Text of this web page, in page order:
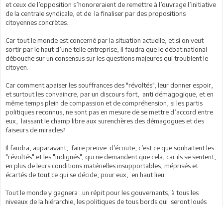
et ceux de l’opposition s’honoreraient de remettre à l’ouvrage l’initiative
de la centrale syndicale, et de la finaliser par des propositions
citoyennes concrètes.
Car tout le monde est concerné par la situation actuelle, et si on veut
sortir par le haut d’une telle entreprise, il faudra que le débat national
débouche sur un consensus sur les questions majeures qui troublent le
citoyen.
Car comment apaiser les souffrances des "révoltés", leur donner espoir,
et surtout les convaincre, par un discours fort, anti démagogique, et en
même temps plein de compassion et de compréhension, si les partis
politiques reconnus, ne sont pas en mesure de se mettre d’accord entre
eux, laissant le champ libre aux surenchères des démagogues et des
faiseurs de miracles?
Il faudra, auparavant, faire preuve d’écoute, c’est ce que souhaitent les
"révoltés" et les "indignés", qui ne demandent que cela, car ils se sentent,
en plus de leurs conditions matérielles insupportables, méprisés et
écartés de tout ce qui se décide, pour eux, en haut lieu.
Tout le monde y gagnera : un répit pour les gouvernants, à tous les
niveaux de la hiérarchie, les politiques de tous bords qui seront loués